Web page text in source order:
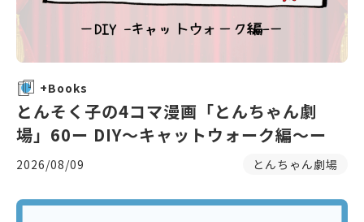
+Books
とんそく子の4コマ漫画「とんちゃん劇
場」60ー DIY〜キャットウォーク編〜ー
2026/08/09 とんちゃん劇場